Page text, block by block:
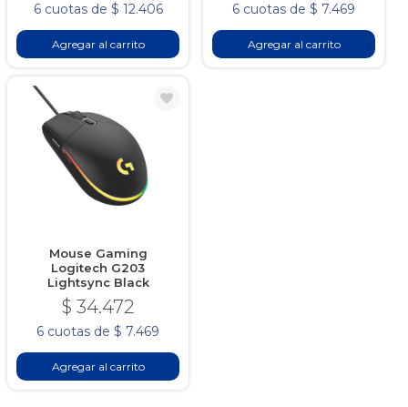
6 cuotas de $ 12.406
Agregar al carrito
6 cuotas de $ 7.469
Agregar al carrito
Mouse Gaming
Logitech G203
Lightsync Black
$ 34.472
6 cuotas de $ 7.469
Agregar al carrito